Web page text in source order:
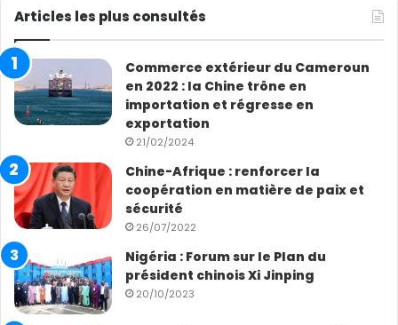
Articles les plus consultés
Commerce extérieur du Cameroun
en 2022 : la Chine trône en
importation et régresse en
exportation
21/02/2024
Chine-Afrique : renforcer la
coopération en matière de paix et
sécurité
26/07/2022
Nigéria : Forum sur le Plan du
président chinois Xi Jinping
20/10/2023